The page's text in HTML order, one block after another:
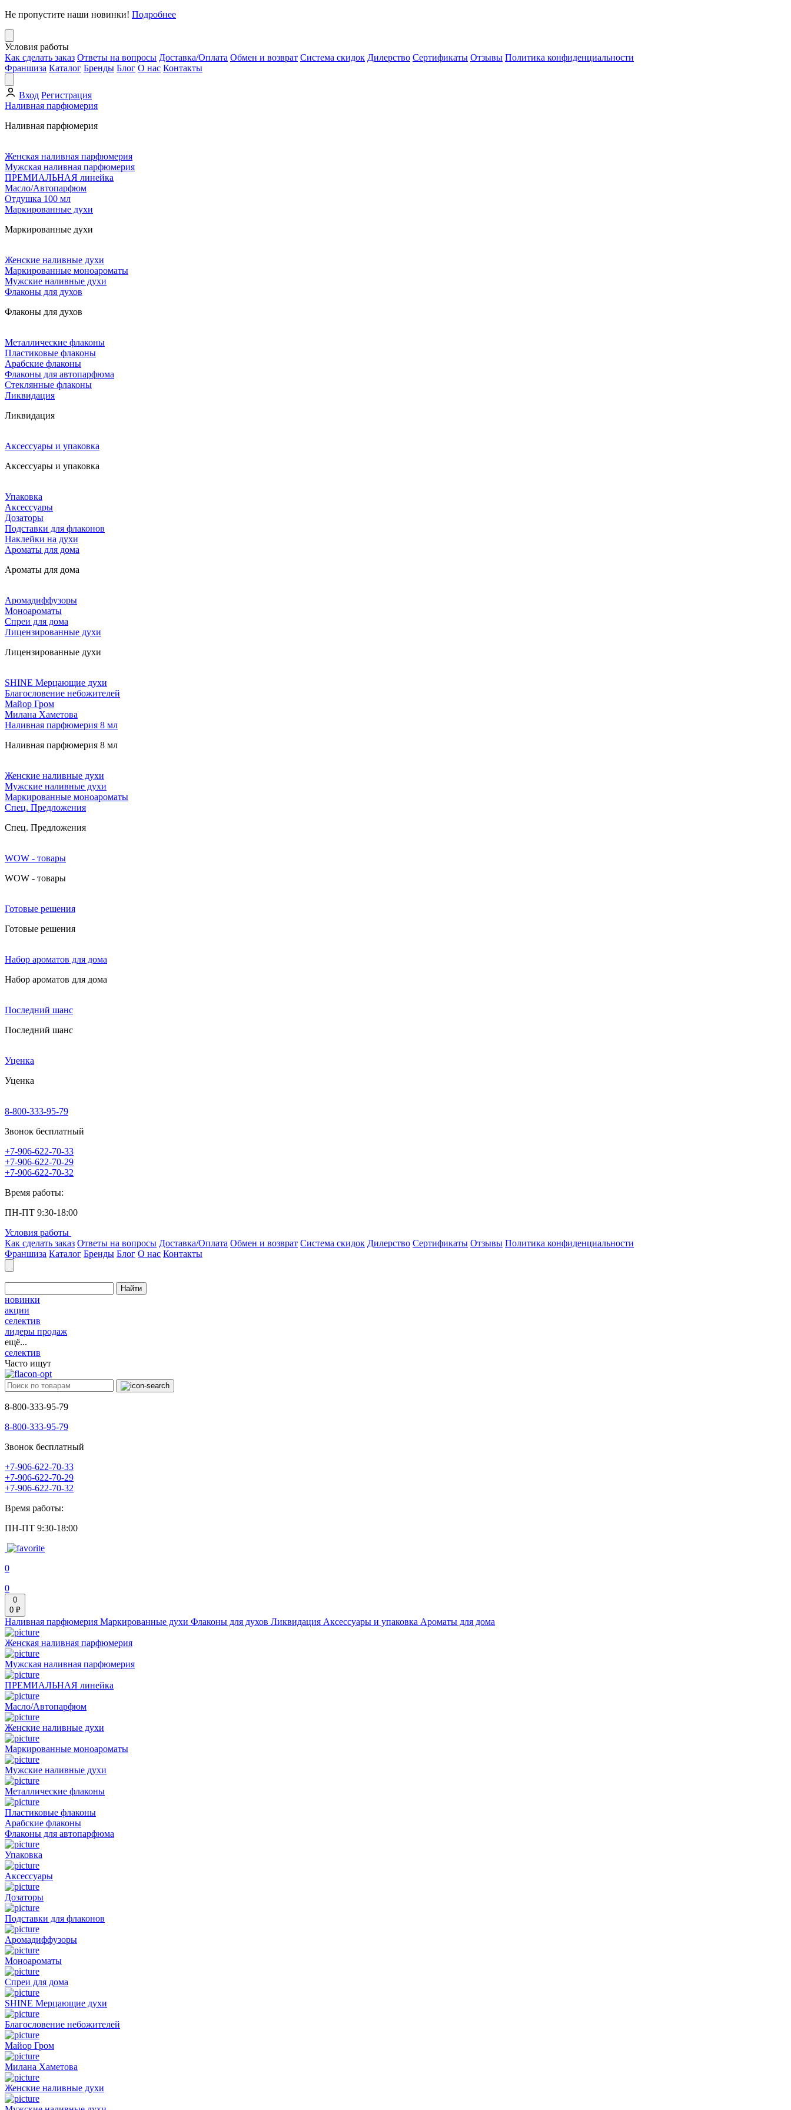
Не пропустите наши новинки! Подробнее
Условия работы
Как сделать заказ Ответы на вопросы Доставка/Оплата Обмен и возврат Система скидок Дилерство Сертификаты Отзывы Политика конфиденциальности
Франшиза Каталог Бренды Блог О нас Контакты
Вход Регистрация
Наливная парфюмерия
Наливная парфюмерия
Женская наливная парфюмерия
Мужская наливная парфюмерия
ПРЕМИАЛЬНАЯ линейка
Масло/Автопарфюм
Отдушка 100 мл
Маркированные духи
Маркированные духи
Женские наливные духи
Маркированные моноароматы
Мужские наливные духи
Флаконы для духов
Флаконы для духов
Металлические флаконы
Пластиковые флаконы
Арабские флаконы
Флаконы для автопарфюма
Стеклянные флаконы
Ликвидация
Ликвидация
Аксессуары и упаковка
Аксессуары и упаковка
Упаковка
Аксессуары
Дозаторы
Подставки для флаконов
Наклейки на духи
Ароматы для дома
Ароматы для дома
Аромадиффузоры
Моноароматы
Спреи для дома
Лицензированные духи
Лицензированные духи
SHINE Мерцающие духи
Благословение небожителей
Майор Гром
Милана Хаметова
Наливная парфюмерия 8 мл
Наливная парфюмерия 8 мл
Женские наливные духи
Мужские наливные духи
Маркированные моноароматы
Cпец. Предложения
Cпец. Предложения
WOW - товары
WOW - товары
Готовые решения
Готовые решения
Набор ароматов для дома
Набор ароматов для дома
Последний шанс
Последний шанс
Уценка
Уценка
8-800-333-95-79
Звонок бесплатный
+7-906-622-70-33
+7-906-622-70-29
+7-906-622-70-32
Время работы:
ПН-ПТ 9:30-18:00
Условия работы
Как сделать заказ Ответы на вопросы Доставка/Оплата Обмен и возврат Система скидок Дилерство Сертификаты Отзывы Политика конфиденциальности
Франшиза Каталог Бренды Блог О нас Контакты
Найти
новинки
акции
селектив
лидеры продаж
ещё...
селектив
Часто ищут
8-800-333-95-79
8-800-333-95-79
Звонок бесплатный
+7-906-622-70-33
+7-906-622-70-29
+7-906-622-70-32
Время работы:
ПН-ПТ 9:30-18:00
0
0
0
0 ₽
Наливная парфюмерия Маркированные духи Флаконы для духов Ликвидация Аксессуары и упаковка Ароматы для дома
Женская наливная парфюмерия
Мужская наливная парфюмерия
ПРЕМИАЛЬНАЯ линейка
Масло/Автопарфюм
Женские наливные духи
Маркированные моноароматы
Мужские наливные духи
Металлические флаконы
Пластиковые флаконы
Арабские флаконы
Флаконы для автопарфюма
Упаковка
Аксессуары
Дозаторы
Подставки для флаконов
Аромадиффузоры
Моноароматы
Спреи для дома
SHINE Мерцающие духи
Благословение небожителей
Майор Гром
Милана Хаметова
Женские наливные духи